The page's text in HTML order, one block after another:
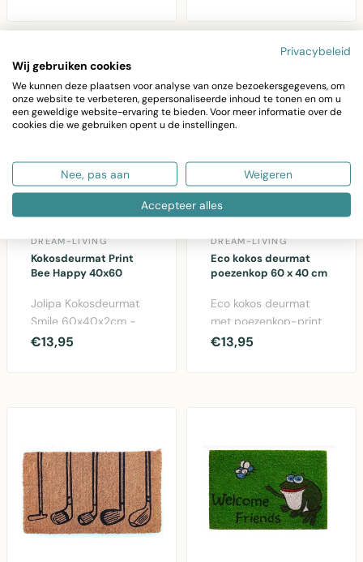
DREAM-LIVING
Kokosdeurmat Print
Bee Happy 40x60
Jolipa Kokosdeurmat
Smile 60x40x2cm -
Functionele deurmat
€13,95
DREAM-LIVING
Eco kokos deurmat
poezenkop 60 x 40 cm
Eco kokos deurmat
met poezenkop-print,
60 x 40 cm, van
€13,95
Privacybeleid
Wij gebruiken cookies
We kunnen deze plaatsen voor analyse van onze bezoekersgegevens, om
onze website te verbeteren, gepersonaliseerde inhoud te tonen en om u
een geweldige website-ervaring te bieden. Voor meer informatie over de
cookies die we gebruiken opent u de instellingen.
Nee, pas aan Weigeren
Accepteer alles